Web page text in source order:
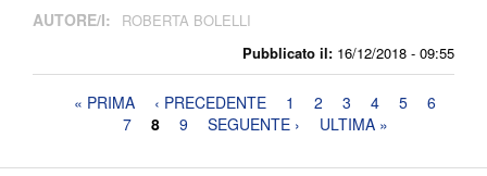
Pubblicato il: 16/12/2018 - 09:55
AUTORE/I: ROBERTA BOLELLI
Pagine« PRIMA ‹ PRECEDENTE 1 2 3 4 5
6
7
8 9 SEGUENTE › ULTIMA »